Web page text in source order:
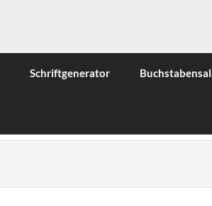
Schriftgenerator